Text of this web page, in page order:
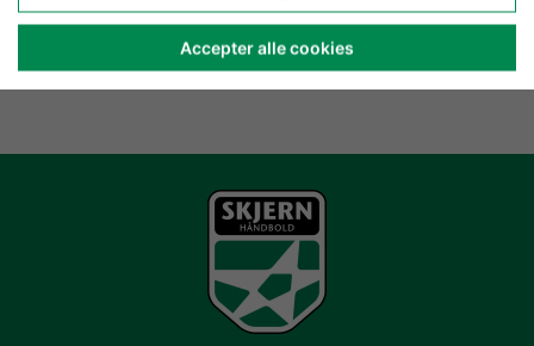
Accepter alle cookies